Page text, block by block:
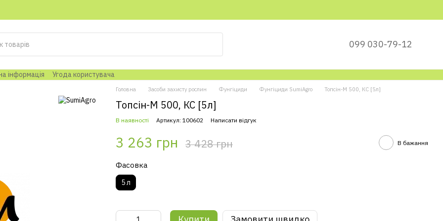
099 030-79-12
інформація Угода користувача
Головна Засоби захисту рослин Фунгіциди Фунгіциди SumiAgro Топсін-М 500, КС [5л]
Топсін-М 500, КС [5л]
В наявності Артикул: 100602 Написати відгук
3 263 грн 3 428 грн В бажання
Фасовка
5 л